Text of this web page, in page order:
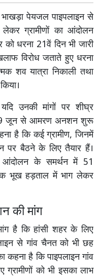
पेयजल पाइपलाइन से
ग्रामीणों का आंदोलन
को धरना 21वें दिन भी जारी
विरोध जताते हुए धरना
शव यात्रा निकाली तथा
उनकी मांगों पर शीघ्र
9 जून से आमरण अनशन शुरू
है कि कई ग्रामीण, जिनमें
पर बैठने के लिए तैयार हैं।
आंदोलन के समर्थन में 51
भूख हड़ताल में भाग लेकर
की मांग
है कि हांसी शहर के लिए
से गांव चैनत को भी छह
कहना है कि पाइपलाइन गांव
को भी इसका लाभ